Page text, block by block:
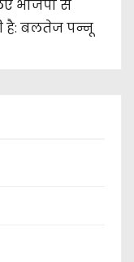
भाजपा से
है: बलतेज पन्नू